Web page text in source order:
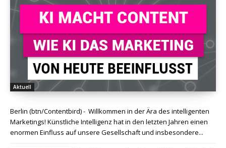
Aktuell
Berlin (btn/Contentbird) - Willkommen in der Ära des intelligenten
Marketings! Künstliche Intelligenz hat in den letzten Jahren einen
enormen Einfluss auf unsere Gesellschaft und insbesondere...